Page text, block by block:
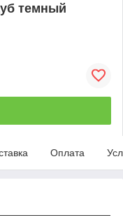
темный
Оплата